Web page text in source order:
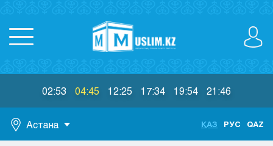
02:53 04:45 12:25 17:34 19:54 21:46
Астана ҚАЗ РУС QAZ